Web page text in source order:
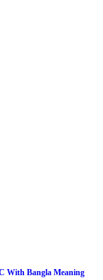
With Bangla Meaning